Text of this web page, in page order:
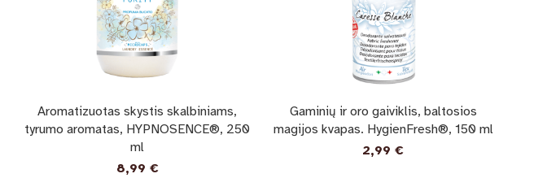
Aromatizuotas skystis skalbiniams,
tyrumo aromatas, HYPNOSENCE®, 250
ml
8,99 €
Gaminių ir oro gaiviklis, baltosios
magijos kvapas. HygienFresh®, 150 ml
2,99€